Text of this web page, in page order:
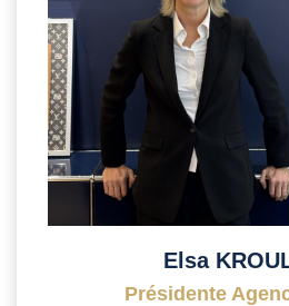
Nos
Avis Clients
CONTACT
EN
Elsa
Présidente